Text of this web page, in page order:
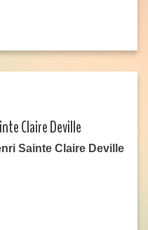
Claire Deville
Sainte Claire Deville